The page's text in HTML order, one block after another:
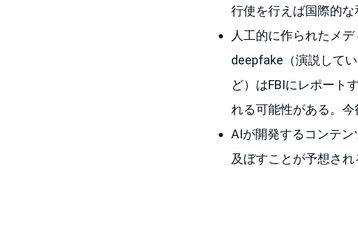
行使を行えば国際的な
人工的に作られたメ
deepfake（演説して
ど）はFBIにレポート
れる可能性がある。今
AIが開発するコンテ
及ぼすことが予想され